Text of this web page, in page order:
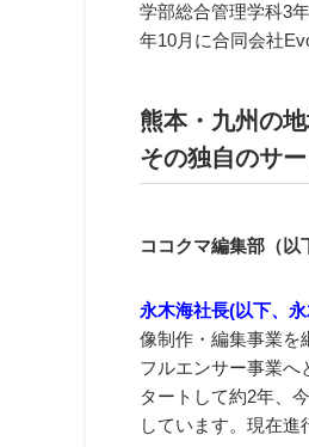
学部総合管理学科3
年10月に合同会社
熊本・九州の
その独自のサ
ココクマ編集部（以
永木海社長(以下、
像制作・編集事業を
フルエンサー事業へ
タートして約2年、
しています。現在進